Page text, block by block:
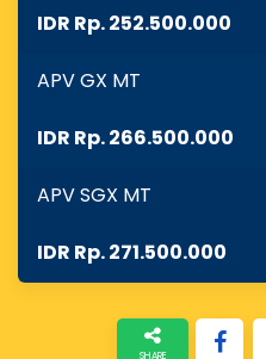
IDR Rp. 252.500.000
APV GX MT
IDR Rp. 266.500.000
APV SGX MT
IDR Rp. 271.500.000